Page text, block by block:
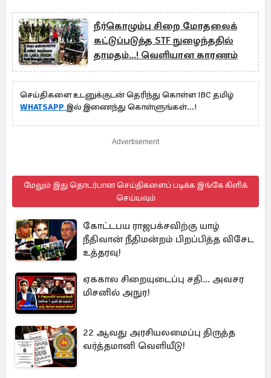
நீர்கொழும்பு சிறை மோதலைக்
கட்டுப்படுத்த STF நுழைந்ததில்
தாமதம்...! வெளியான காரணம்
செய்திகளை உடனுக்குடன் தெரிந்து கொள்ள IBC தமிழ்
WHATSAPP இல் இணைந்து கொள்ளுங்கள்...!
Advertisement
மேலும் இது தொடர்பான செய்திகளைப் படிக்க இங்கே கிளிக்
செய்யவும்
கோட்டபய ராஜபக்சவிற்கு யாழ்
நீதிவான் நீதிமன்றம் பிறப்பித்த விசேட
உத்தரவு!
ஏககால சிறையுடைப்பு சதி... அவசர
மிசனில் அநுர!
22 ஆவது அரசியலமைப்பு திருத்த
வர்த்தமானி வெளியீடு!